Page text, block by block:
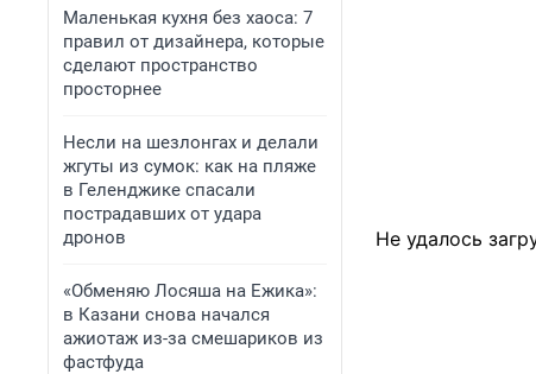
Маленькая кухня без хаоса: 7
правил от дизайнера, которые
сделают пространство
просторнее
Несли на шезлонгах и делали
жгуты из сумок: как на пляже
в Геленджике спасали
пострадавших от удара
дронов
«Обменяю Лосяша на Ежика»:
в Казани снова начался
ажиотаж из-за смешариков из
фастфуда
Не удалось